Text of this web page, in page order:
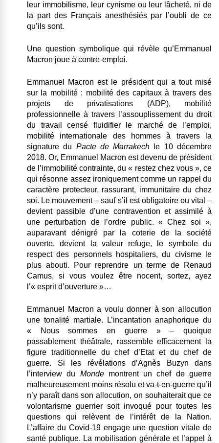
leur immobilisme, leur cynisme ou leur lâcheté, ni de
la part des Français anesthésiés par l’oubli de ce
qu’ils sont.
Une question symbolique qui révèle qu’Emmanuel
Macron joue à contre-emploi.
Emmanuel Macron est le président qui a tout misé
sur la mobilité : mobilité des capitaux à travers des
projets de privatisations (ADP), mobilité
professionnelle à travers l’assouplissement du droit
du travail censé fluidifier le marché de l’emploi,
mobilité internationale des hommes à travers la
signature du Pacte de Marrakech le 10 décembre
2018. Or, Emmanuel Macron est devenu de président
de l’immobilité contrainte, du « restez chez vous », ce
qui résonne assez ironiquement comme un rappel du
caractère protecteur, rassurant, immunitaire du chez
soi. Le mouvement – sauf s’il est obligatoire ou vital –
devient passible d’une contravention et assimilé à
une perturbation de l’ordre public. « Chez soi »,
auparavant dénigré par la coterie de la société
ouverte, devient la valeur refuge, le symbole du
respect des personnels hospitaliers, du civisme le
plus abouti. Pour reprendre un terme de Renaud
Camus, si vous voulez être nocent, sortez, ayez
l’« esprit d’ouverture »…
Emmanuel Macron a voulu donner à son allocution
une tonalité martiale. L’incantation anaphorique du
« Nous sommes en guerre » – quoique
passablement théâtrale, rassemble efficacement la
figure traditionnelle du chef d’Etat et du chef de
guerre. Si les révélations d’Agnès Buzyn dans
l’interview du Mondemontrent un chef de guerre
malheureusement moins résolu et va-t-en-guerre qu’il
n’y paraît dans son allocution, on souhaiterait que ce
volontarisme guerrier soit invoqué pour toutes les
questions qui relèvent de l’intérêt de la Nation.
L’affaire du Covid-19 engage une question vitale de
santé publique. La mobilisation générale et l’appel à